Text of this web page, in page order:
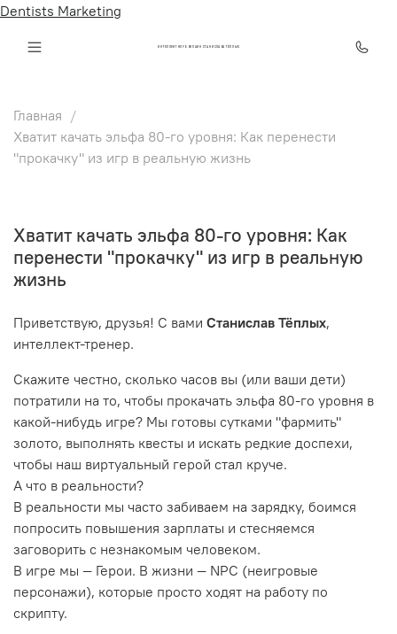
Dentists Marketing
ИНТЕЛЛЕКТ КЛУБ ОНЛАЙН СТАНИСЛАВА ТЁПЛЫХ
Главная
Хватит качать эльфа 80-го уровня: Как перенести
"прокачку" из игр в реальную жизнь
Хватит качать эльфа 80-го уровня: Как
перенести "прокачку" из игр в реальную
жизнь
Приветствую, друзья! С вами Станислав Тёплых,
интеллект-тренер.
Скажите честно, сколько часов вы (или ваши дети)
потратили на то, чтобы прокачать эльфа 80-го уровня в
какой-нибудь игре? Мы готовы сутками "фармить"
золото, выполнять квесты и искать редкие доспехи,
чтобы наш виртуальный герой стал круче.
А что в реальности?
В реальности мы часто забиваем на зарядку, боимся
попросить повышения зарплаты и стесняемся
заговорить с незнакомым человеком.
В игре мы — Герои. В жизни — NPC (неигровые
персонажи), которые просто ходят на работу по
скрипту.